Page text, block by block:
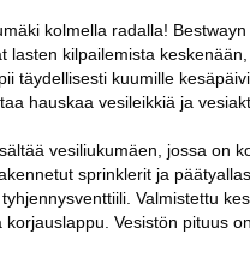
kolmella radalla!
lasten kilpailemista
täydellisesti kuumille
hauskaa vesileikkiä ja
vesiliukumäen, jossa on
sprinklerit ja
Valmistettu
korjauslappu. Vesistön pituus